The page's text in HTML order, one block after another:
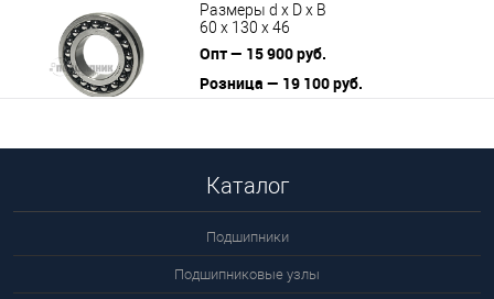
Размеры d x D x B
60 x 130 x 46
Опт — 15 900 руб.
Розница — 19 100 руб.
Каталог
Подшипники
Подшипниковые узлы